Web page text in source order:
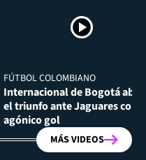
FÚTBOL COLOMBIANO
Internacional de Bogotá
el triunfo ante Jaguares con
agónico gol
MÁS VIDEOS